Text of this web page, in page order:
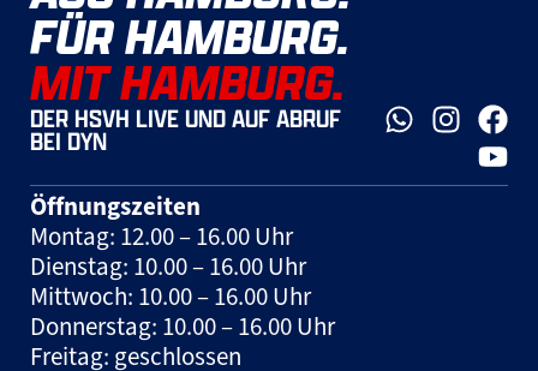
FÜR HAMBURG.
MIT HAMBURG.
DER HSVH LIVE UND AUF ABRUF
BEI DYN
Öffnungszeiten
Montag: 12.00 – 16.00 Uhr
Dienstag: 10.00 – 16.00 Uhr
Mittwoch: 10.00 – 16.00 Uhr
Donnerstag: 10.00 – 16.00 Uhr
Freitag: geschlossen